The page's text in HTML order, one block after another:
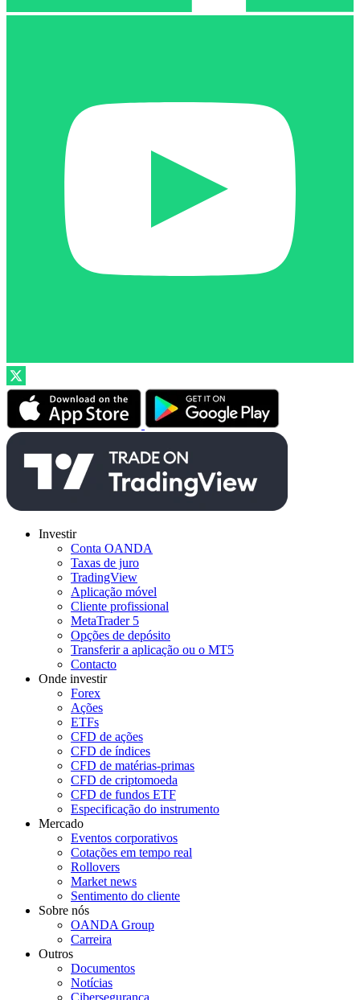
Investir
Conta OANDA
Taxas de juro
TradingView
Aplicação móvel
Cliente profissional
MetaTrader 5
Opções de depósito
Transferir a aplicação ou o MT5
Contacto
Onde investir
Forex
Ações
ETFs
CFD de ações
CFD de índices
CFD de matérias-primas
CFD de criptomoeda
CFD de fundos ETF
Especificação do instrumento
Mercado
Eventos corporativos
Cotações em tempo real
Rollovers
Market news
Sentimento do cliente
Sobre nós
OANDA Group
Carreira
Outros
Documentos
Notícias
Cibersegurança